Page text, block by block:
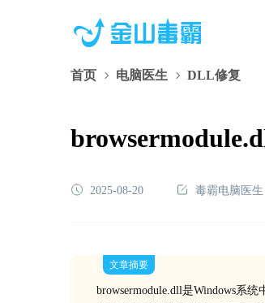
首页 电脑医生 DLL修复
2025-08-20 毒霸电脑医生
文章摘要
browsermodule.dll是Windows系